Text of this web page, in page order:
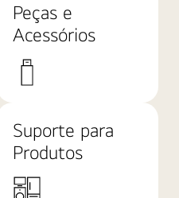
Peças e
Acessórios
Suporte para
Produtos